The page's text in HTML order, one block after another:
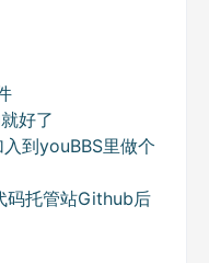
好了
到youBBS里做个
码托管站Github后